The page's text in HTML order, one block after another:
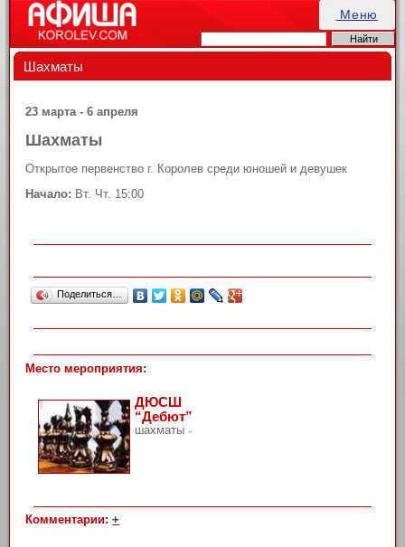
Меню
Шахматы
23 марта - 6 апреля
Шахматы
Открытое первенство г. Королев среди юношей и девушек
Начало: Вт. Чт. 15:00
Поделиться…
Место мероприятия:
ДЮСШ
“Дебют”
шахматы »
Комментарии:+